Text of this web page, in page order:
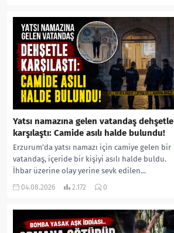
Yatsı namazına gelen vatandaş dehşetle
karşılaştı: Camide asılı halde bulundu!
Erzurum’da yatsı namazı için camiye gelen bir
vatandaş, içeride bir kişiyi asılı halde buldu.
İhbar üzerine olay yerine sevk edilen...
04.08.2026 2.172 0